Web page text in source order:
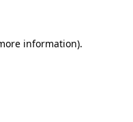
information).